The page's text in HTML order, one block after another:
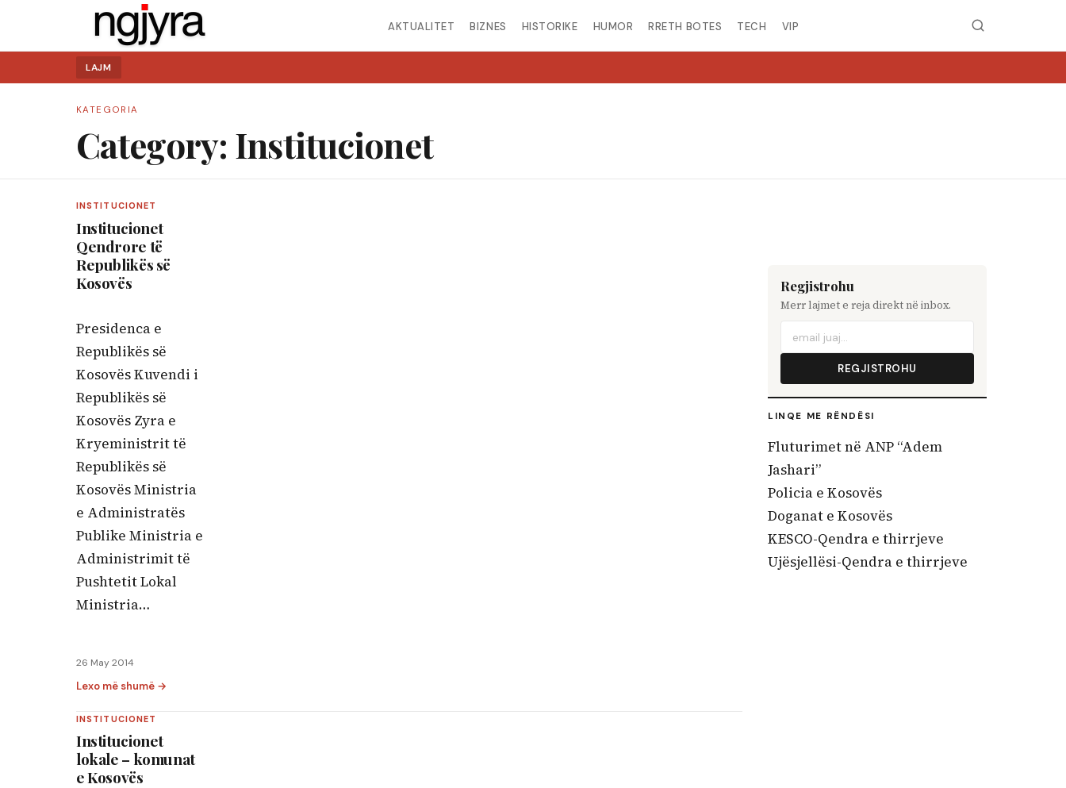
AKTUALITET BIZNES HISTORIKE HUMOR RRETH BOTES TECH VIP
LAJM
KATEGORIA
Category: Institucionet
INSTITUCIONET
Institucionet
Qendrore të
Republikës së
Kosovës
Presidenca e
Republikës së
Kosovës Kuvendi i
Republikës së
Kosovës Zyra e
Kryeministrit të
Republikës së
Kosovës Ministria
e Administratës
Publike Ministria e
Administrimit të
Pushtetit Lokal
Ministria…
26 May 2014
Lexo më shumë →
INSTITUCIONET
Institucionet
lokale – komunat
e Kosovës
Regjistrohu
Merr lajmet e reja direkt në inbox.
REGJISTROHU
LINQE ME RËNDËSI
Fluturimet në ANP “Adem
Jashari”
Policia e Kosovës
Doganat e Kosovës
KESCO-Qendra e thirrjeve
Ujësjellësi-Qendra e thirrjeve